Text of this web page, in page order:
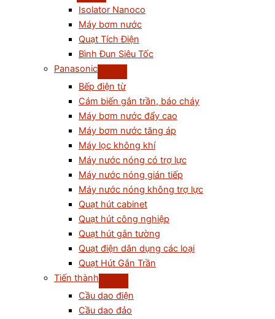
Isolator Nanoco
Máy bơm nước
Quạt Tích Điện
Bình Đun Siêu Tốc
Panasonic
Bếp điện từ
Cám biến gắn trần, báo cháy
Máy bơm nước đẩy cao
Máy bơm nước tăng áp
Máy lọc không khí
Máy nước nóng có trợ lực
Máy nước nóng gián tiếp
Máy nước nóng không trợ lực
Quạt hút cabinet
Quạt hút công nghiệp
Quạt hút gắn tường
Quạt điện dân dụng các loại
Quạt Hút Gắn Trần
Tiến thành
Cầu dao điện
Cầu dao đảo